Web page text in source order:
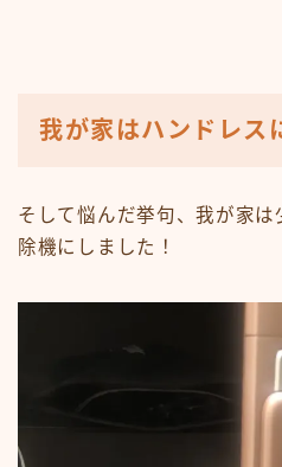
我が家はハンドレス
そして悩んだ挙句、我が家
除機にしました！